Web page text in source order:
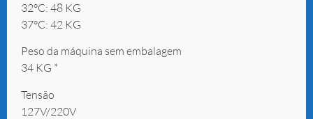
32°C: 48 KG
37°C: 42 KG
Peso da máquina sem embalagem
34 KG *
Tensão
127V/220V